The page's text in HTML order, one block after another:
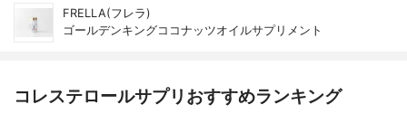
FRELLA(フレラ)
ゴールデンキングココナッツオイルサプリメント
コレステロールサプリおすすめランキング